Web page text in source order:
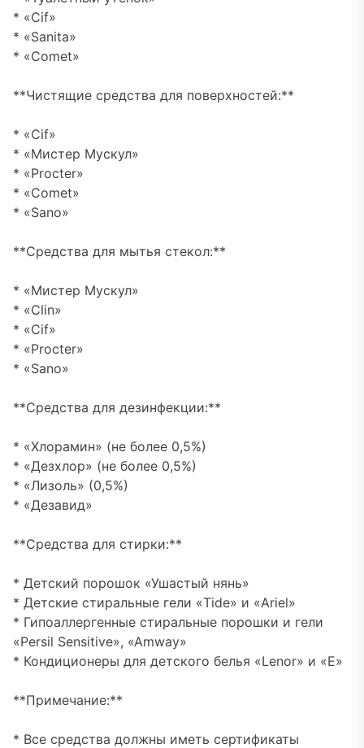
* «Cif»
* «Sanita»
* «Comet»
**Чистящие средства для поверхностей:**
* «Cif»
* «Мистер Мускул»
* «Procter»
* «Comet»
* «Sano»
**Средства для мытья стекол:**
* «Мистер Мускул»
* «Clin»
* «Cif»
* «Procter»
* «Sano»
**Средства для дезинфекции:**
* «Хлорамин» (не более 0,5%)
* «Дезхлор» (не более 0,5%)
* «Лизоль» (0,5%)
* «Дезавид»
**Средства для стирки:**
* Детский порошок «Ушастый нянь»
* Детские стиральные гели «Tide» и «Ariel»
* Гипоаллергенные стиральные порошки и гели
«Persil Sensitive», «Amway»
* Кондиционеры для детского белья «Lenor» и «E»
**Примечание:**
* Все средства должны иметь сертификаты